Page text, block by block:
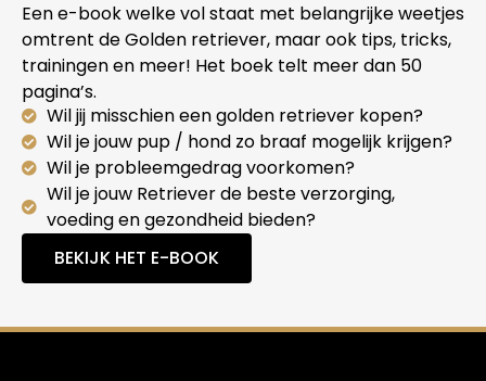
Een e-book welke vol staat met belangrijke weetjes
omtrent de Golden retriever, maar ook tips, tricks,
trainingen en meer! Het boek telt meer dan 50
pagina’s.
Wil jij misschien een golden retriever kopen?
Wil je jouw pup / hond zo braaf mogelijk krijgen?
Wil je probleemgedrag voorkomen?
Wil je jouw Retriever de beste verzorging,
voeding en gezondheid bieden?
BEKIJK HET E-BOOK